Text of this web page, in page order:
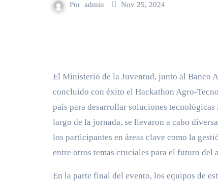
Por admin Nov 25, 2024
El Ministerio de la Juventud, junto al Banco
concluido con éxito el Hackathon Agro-
país para desarrollar soluciones
largo de la jornada, se llevaron a cabo
los participantes en áreas clave como la
entre otros temas cruciales para el futuro del
En la parte final del evento, los equipos de